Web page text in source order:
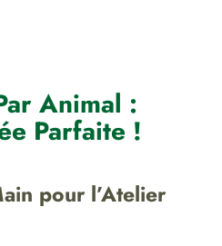
Animal :
Parfaite !
pour l’Atelier